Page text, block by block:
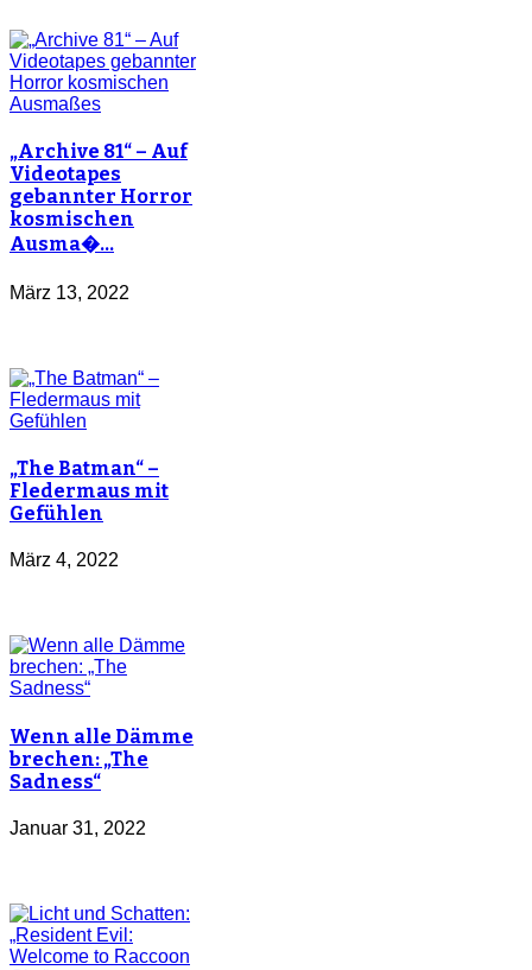
„Archive 81“ – Auf
Videotapes
gebannter Horror
kosmischen
Ausma�…
März 13, 2022
„The Batman“ –
Fledermaus mit
Gefühlen
März 4, 2022
Wenn alle Dämme
brechen: „The
Sadness“
Januar 31, 2022